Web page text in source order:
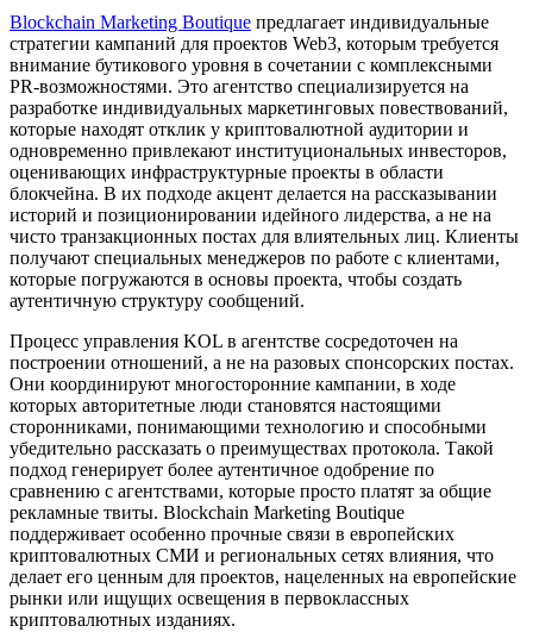
Blockchain Marketing Boutique предлагает индивидуальные
стратегии кампаний для проектов Web3, которым требуется
внимание бутикового уровня в сочетании с комплексными
PR-возможностями. Это агентство специализируется на
разработке индивидуальных маркетинговых повествований,
которые находят отклик у криптовалютной аудитории и
одновременно привлекают институциональных инвесторов,
оценивающих инфраструктурные проекты в области
блокчейна. В их подходе акцент делается на рассказывании
историй и позиционировании идейного лидерства, а не на
чисто транзакционных постах для влиятельных лиц. Клиенты
получают специальных менеджеров по работе с клиентами,
которые погружаются в основы проекта, чтобы создать
аутентичную структуру сообщений.
Процесс управления KOL в агентстве сосредоточен на
построении отношений, а не на разовых спонсорских постах.
Они координируют многосторонние кампании, в ходе
которых авторитетные люди становятся настоящими
сторонниками, понимающими технологию и способными
убедительно рассказать о преимуществах протокола. Такой
подход генерирует более аутентичное одобрение по
сравнению с агентствами, которые просто платят за общие
рекламные твиты. Blockchain Marketing Boutique
поддерживает особенно прочные связи в европейских
криптовалютных СМИ и региональных сетях влияния, что
делает его ценным для проектов, нацеленных на европейские
рынки или ищущих освещения в первоклассных
криптовалютных изданиях.